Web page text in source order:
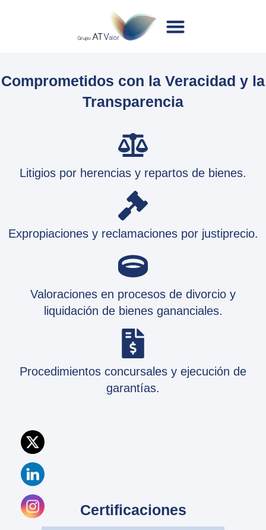
Comprometidos con la Veracidad y la
Transparencia
Litigios por herencias y repartos de bienes.
Expropiaciones y reclamaciones por justiprecio.
Valoraciones en procesos de divorcio y
liquidación de bienes gananciales.
Procedimientos concursales y ejecución de
garantías.
Certificaciones